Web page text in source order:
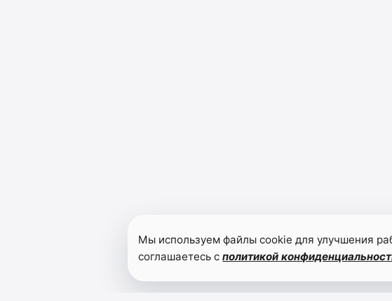
Мы используем файлы cookie для улучшения
соглашаетесь сполитикой